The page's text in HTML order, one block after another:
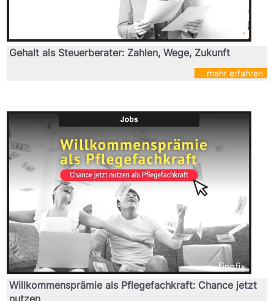
Gehalt als Steuerberater: Zahlen, Wege, Zukunft
mehr erfahren
Willkommensprämie als Pflegefachkraft: Chance jetzt